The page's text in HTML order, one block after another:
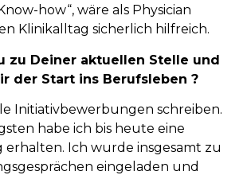
how“, wäre als Physician
Klinikalltag sicherlich hilfreich.
zu Deiner aktuellen Stelle und
der Start ins Berufsleben ?
Initiativbewerbungen schreiben.
habe ich bis heute eine
Ich wurde insgesamt zu
eingeladen und